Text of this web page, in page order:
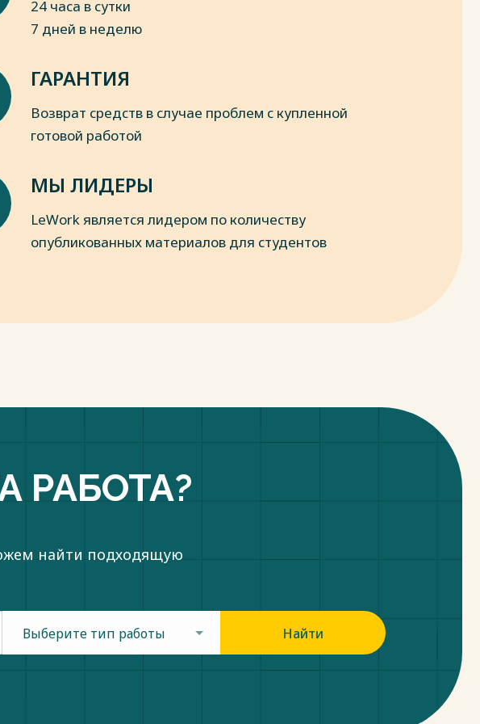
24 часа в сутки
7 дней в неделю
ГАРАНТИЯ
Возврат средств в случае проблем с купленной
готовой работой
МЫ ЛИДЕРЫ
LeWork является лидером по количеству
опубликованных материалов для студентов
РАБОТА?
найти подходящую
Выберите тип работы Найти